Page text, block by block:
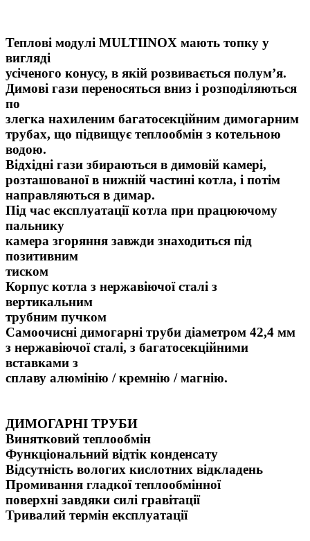
Теплові модулі MULTIINOX мають топку у
вигляді
усіченого конусу, в якій розвивається полум’я.
Димові гази переносяться вниз і розподіляються
по
злегка нахиленим багатосекційним димогарним
трубах, що підвищує теплообмін з котельною
водою.
Відхідні гази збираються в димовій камері,
розташованої в нижній частині котла, і потім
направляються в димар.
Під час експлуатації котла при працюючому
пальнику
камера згоряння завжди знаходиться під
позитивним
тиском
Корпус котла з нержавіючої сталі з
вертикальним
трубним пучком
Самоочисні димогарні труби діаметром 42,4 мм
з нержавіючої сталі, з багатосекційними
вставками з
сплаву алюмінію / кремнію / магнію.
ДИМОГАРНІ ТРУБИ
Винятковий теплообмін
Функціональний відтік конденсату
Відсутність вологих кислотних відкладень
Промивання гладкої теплообмінної
поверхні завдяки силі гравітації
Тривалий термін експлуатації